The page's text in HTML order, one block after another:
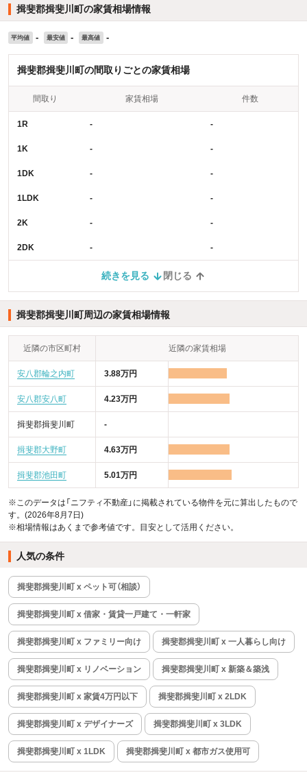
揖斐郡揖斐川町の家賃相場情報
平均値 - 最安値 - 最高値 -
揖斐郡揖斐川町の間取りごとの家賃相場
間取り 家賃相場 件数
1R - -
1K - -
1DK - -
1LDK - -
2K - -
2DK - -
続きを見る 閉じる
揖斐郡揖斐川町周辺の家賃相場情報
近隣の市区町村 近隣の家賃相場
安八郡輪之内町 3.88万円
安八郡安八町 4.23万円
揖斐郡揖斐川町 -
揖斐郡大野町 4.63万円
揖斐郡池田町 5.01万円
※このデータは「ニフティ不動産」に掲載されている物件を元に算出したもので
す。(2026年8月7日)
※相場情報はあくまで参考値です。目安として活用ください。
人気の条件
揖斐郡揖斐川町 x ペット可（相談）
揖斐郡揖斐川町 x 借家・賃貸一戸建て・一軒家
揖斐郡揖斐川町 x ファミリー向け 揖斐郡揖斐川町 x 一人暮らし向け
揖斐郡揖斐川町 x リノベーション 揖斐郡揖斐川町 x 新築＆築浅
揖斐郡揖斐川町 x 家賃4万円以下 揖斐郡揖斐川町 x 2LDK
揖斐郡揖斐川町 x デザイナーズ 揖斐郡揖斐川町 x 3LDK
揖斐郡揖斐川町 x 1LDK 揖斐郡揖斐川町 x 都市ガス使用可